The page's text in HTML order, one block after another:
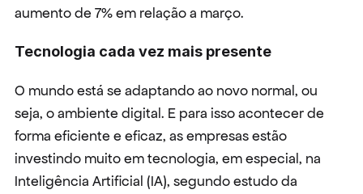
aumento de 7% em relação a março.
Tecnologia cada vez mais presente
O mundo está se adaptando ao novo normal, ou
seja, o ambiente digital. E para isso acontecer de
forma eficiente e eficaz, as empresas estão
investindo muito em tecnologia, em especial, na
Inteligência Artificial (IA), segundo estudo da